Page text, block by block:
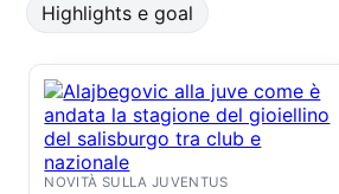
Highlights e goal
NOVITÀ SULLA JUVENTUS